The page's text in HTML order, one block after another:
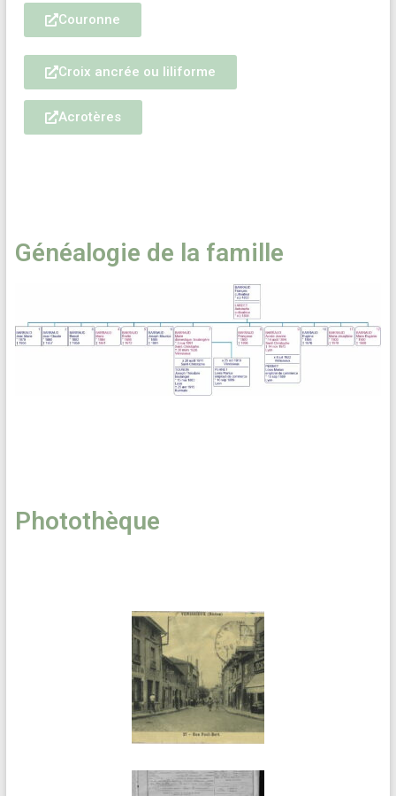
Couronne
Croix ancrée ou liliforme
Acrotères
Généalogie de la famille
Photothèque